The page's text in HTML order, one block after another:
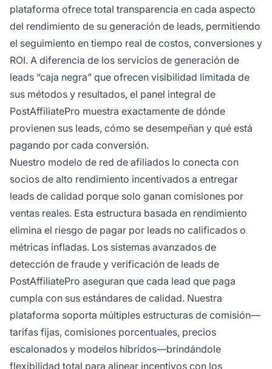
plataforma ofrece total transparencia en cada aspecto
del rendimiento de su generación de leads, permitiendo
el seguimiento en tiempo real de costos, conversiones y
ROI. A diferencia de los servicios de generación de
leads “caja negra” que ofrecen visibilidad limitada de
sus métodos y resultados, el panel integral de
PostAffiliatePro muestra exactamente de dónde
provienen sus leads, cómo se desempeñan y qué está
pagando por cada conversión.
Nuestro modelo de red de afiliados lo conecta con
socios de alto rendimiento incentivados a entregar
leads de calidad porque solo ganan comisiones por
ventas reales. Esta estructura basada en rendimiento
elimina el riesgo de pagar por leads no calificados o
métricas infladas. Los sistemas avanzados de
detección de fraude y verificación de leads de
PostAffiliatePro aseguran que cada lead que paga
cumpla con sus estándares de calidad. Nuestra
plataforma soporta múltiples estructuras de comisión—
tarifas fijas, comisiones porcentuales, precios
escalonados y modelos híbridos—brindándole
flexibilidad total para alinear incentivos con los